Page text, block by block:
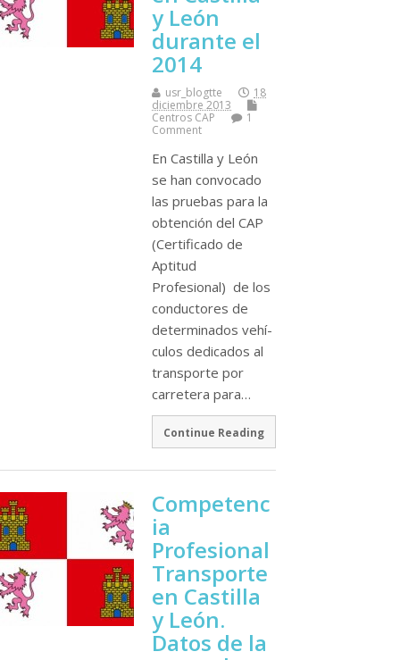
y León
durante el
2014
usr_blogtte
18
diciembre 2013
Centros CAP
1
Comment
En Castilla y León
se han convocado
las pruebas para la
obtención del CAP
(Certificado de
Aptitud
Profesional) de los
conductores de
determinados vehí­
culos dedicados al
transporte por
carretera para…
Continue Reading
Competenc
ia
Profesional
Transporte
en Castilla
y León.
Datos de la